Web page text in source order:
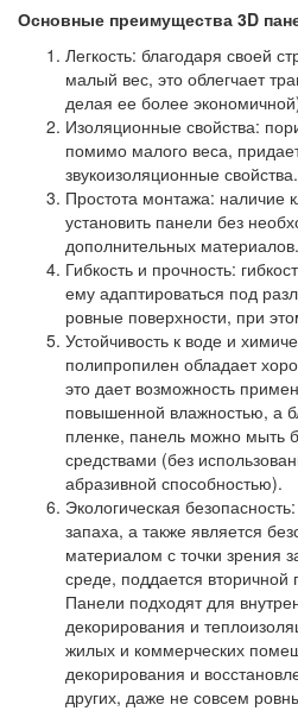
Основные преимущества 3D
Легкость: благодаря своей
малый вес, это облегчает
делая ее более
Изоляционные свойства:
помимо малого веса,
звукоизоляционные свойства.
Простота монтажа: наличие
установить панели без
дополнительных материалов.
Гибкость и прочность:
ему адаптироваться под
ровные поверхности, при
Устойчивость к воде и
полипропилен обладает
это дает возможность
повышенной влажностью, а
пленке, панель можно
средствами (без
абразивной способностью).
Экологическая
запаха, а также является
материалом с точки зрения
среде, поддается вторичной
Панели подходят для
декорирования и
жилых и коммерческих
декорирования и
других, даже не совсем